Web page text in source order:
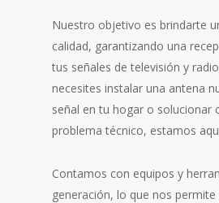
Nuestro objetivo es brindarte
calidad, garantizando una
tus señales de televisión y
necesites instalar una antena
señal en tu hogar o solucionar
problema técnico, estamos
Contamos con equipos y
generación, lo que nos